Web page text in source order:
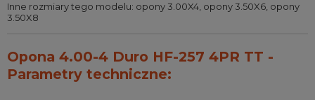
Inne rozmiary tego modelu: opony 3.00X4 opony 3.50X6 opony
3.50X8
Opona 4.00-4 Duro HF-257 4PR TT -
Parametry techniczne: